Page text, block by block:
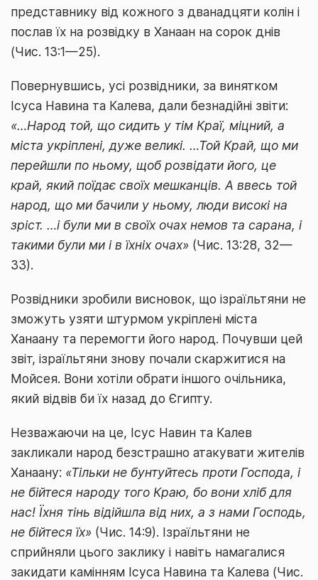
представнику від кожного з дванадцяти колін і
послав їх на розвідку в Ханаан на сорок днів
(Чис. 13:1—25).
Повернувшись, усі розвідники, за винятком
Ісуса Навина та Калева, дали безнадійні звіти:
«…Народ той, що сидить у тім Краї, міцний, а
міста укріплені, дуже великі. …Той Край, що ми
перейшли по ньому, щоб розвідати його, це
край, який поїдає своїх мешканців. А ввесь той
народ, що ми бачили у ньому, люди високі на
зріст. …і були ми в своїх очах немов та сарана, і
такими були ми і в їхніх очах» (Чис. 13:28, 32—
33).
Розвідники зробили висновок, що ізраїльтяни не
зможуть узяти штурмом укріплені міста
Ханаану та перемогти його народ. Почувши цей
звіт, ізраїльтяни знову почали скаржитися на
Мойсея. Вони хотіли обрати іншого очільника,
який відвів би їх назад до Єгипту.
Незважаючи на це, Ісус Навин та Калев
закликали народ безстрашно атакувати жителів
Ханаану: «Тільки не бунтуйтесь проти Господа, і
не бійтеся народу того Краю, бо вони хліб для
нас! Їхня тінь відійшла від них, а з нами Господь,
не бійтеся їх» (Чис. 14:9). Ізраїльтяни не
сприйняли цього заклику і навіть намагалися
закидати камінням Ісуса Навина та Калева (Чис.